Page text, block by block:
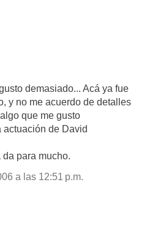
demasiado... Acá ya fue
y no me acuerdo de detalles
que me gusto
actuación de David
para mucho.
a las 12:51 p.m.